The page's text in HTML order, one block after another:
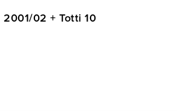
02 + Totti 10